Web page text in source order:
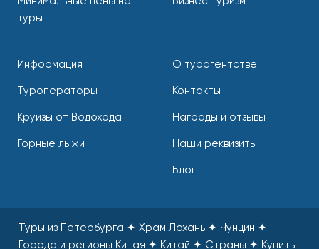
туры
Информация
Туроператоры
Круизы от Водохода
Горные лыжи
О турагентстве
Контакты
Награды и отзывы
Наши реквизиты
Блог
Туры из Петербурга ✦ Храм Лохань ✦ Чунцин ✦
Города и регионы Китая ✦ Китай ✦ Страны ✦ Купить